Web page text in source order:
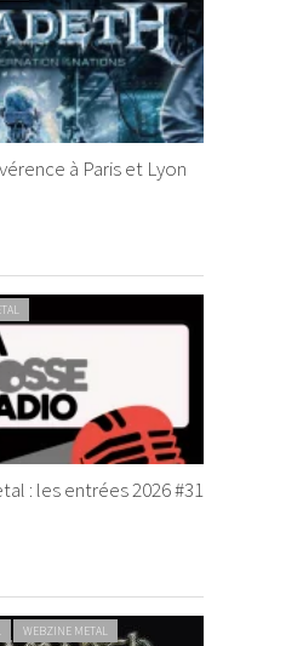
à Paris et Lyon
: les entrées 2026 #31
WEBZINE METAL